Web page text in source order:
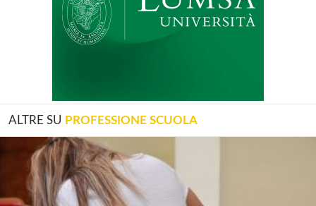
ALTRE SU PROFESSIONE SCUOLA